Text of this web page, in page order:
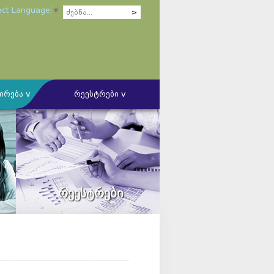
Language ▼
კომიტეტი
კომპანიებთან ურთიერთობის
ბუღალტერთა კომპეტენციის
წარმოების წესის შესახებ
v რეესტრები v
რეესტრები